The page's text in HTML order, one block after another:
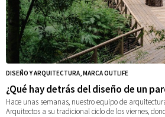
DISEÑO Y ARQUITECTURA, MARCA OUTLIFE
¿Qué hay detrás del diseño de un
Hace unas semanas, nuestro equipo de
Arquitectos a su tradicional ciclo de los viernes,